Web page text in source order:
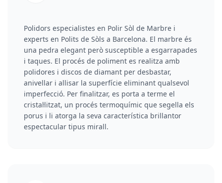
Polidors especialistes en Polir Sòl de Marbre i
experts en Polits de Sòls a Barcelona. El marbre és
una pedra elegant però susceptible a esgarrapades
i taques. El procés de poliment es realitza amb
polidores i discos de diamant per desbastar,
anivellar i allisar la superfície eliminant qualsevol
imperfecció. Per finalitzar, es porta a terme el
cristal·litzat, un procés termoquímic que segella els
porus i li atorga la seva característica brillantor
espectacular tipus mirall.